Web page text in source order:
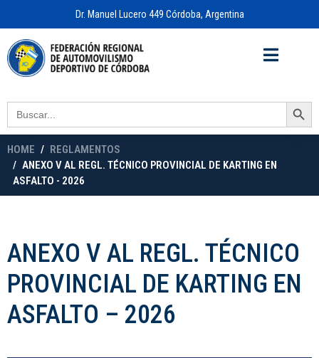
Dr. Manuel Lucero 449 Córdoba, Argentina
Search
for:
Search Button
HOME
REGLAMENTOS
ANEXO V AL REGL. TÉCNICO PROVINCIAL DE KARTING EN
ASFALTO - 2026
ANEXO V AL REGL. TÉCNICO
PROVINCIAL DE KARTING EN
ASFALTO – 2026